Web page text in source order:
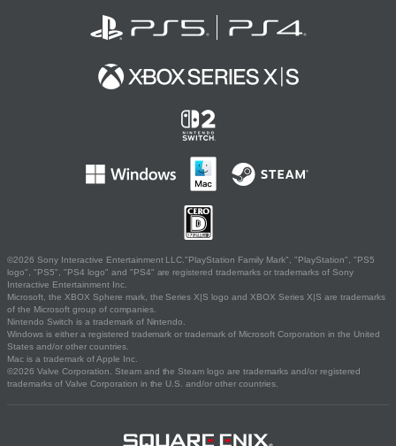
©2026 Sony Interactive Entertainment LLC."PlayStation Family Mark", "PlayStation", "PS5
logo", "PS5", "PS4 logo" and "PS4" are registered trademarks or trademarks of Sony
Interactive Entertainment Inc.
Microsoft, the XBOX Sphere mark, the Series X|S logo and XBOX Series X|S are trademarks
of the Microsoft group of companies.
Nintendo Switch is a trademark of Nintendo.
Windows is either a registered trademark or trademark of Microsoft Corporation in the United
States and/or other countries.
Mac is a trademark of Apple Inc.
©2026 Valve Corporation. Steam and the Steam logo are trademarks and/or registered
trademarks of Valve Corporation in the U.S. and/or other countries.